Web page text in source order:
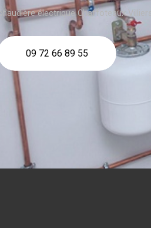
chaudière électrique Chaffoteaux
09 72 66 89 55